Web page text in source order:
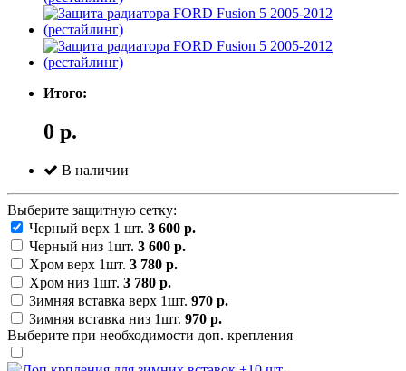
Итого:
0 р.
В наличии
Выберите защитную сетку:
Черный верх 1 шт. 3 600 р.
Черный низ 1шт. 3 600 р.
Хром верх 1шт. 3 780 р.
Хром низ 1шт. 3 780 р.
Зимняя вставка верх 1шт. 970 р.
Зимняя вставка низ 1шт. 970 р.
Выберите при необходимости доп. крепления